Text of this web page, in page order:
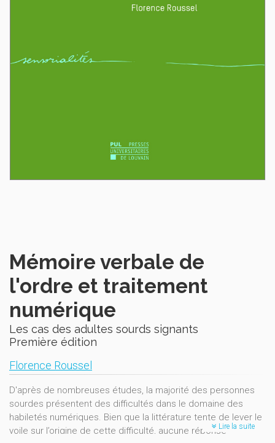
Mémoire verbale de
l'ordre et traitement
numérique
Les cas des adultes sourds signants
Première édition
Florence Roussel
D'après de nombreuses études, la majorité des personnes
sourdes présentent des difficultés dans le domaine des
habiletés numériques. Bien que la littérature tente de lever le
voile sur l’origine de cette difficulté, aucune réponseLire la suite